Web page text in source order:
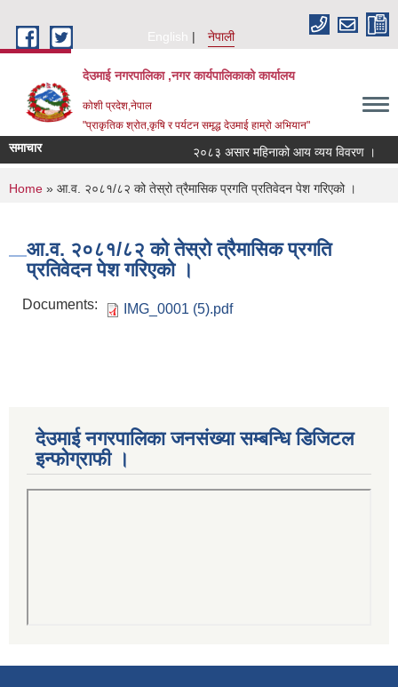
English
नेपाली
देउमाई नगरपालिका ,नगर कार्यपालिकाको कार्यालय
कोशी प्रदेश,नेपाल
"प्राकृतिक श्रोत,कृषि र पर्यटन समृद्ध देउमाई हाम्रो अभियान"
समाचार २०८३ असार महिनाको आय व्यय विवरण ।
You are here
Home » आ.व. २०८१/८२ को तेस्रो त्रैमासिक प्रगति प्रतिवेदन पेश गरिएको ।
आ.व. २०८१/८२ को तेस्रो त्रैमासिक प्रगति
प्रतिवेदन पेश गरिएको ।
Documents: IMG_0001 (5).pdf
देउमाई नगरपालिका जनसंख्या सम्बन्धि डिजिटल
इन्फोग्राफी ।